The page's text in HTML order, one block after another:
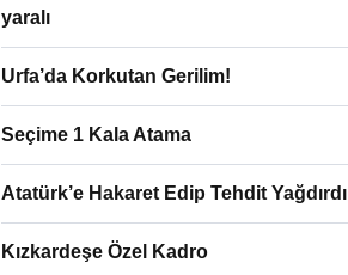
yaralı
Urfa’da Korkutan Gerilim!
Seçime 1 Kala Atama
Atatürk’e Hakaret Edip Tehdit Yağdırdı
Kızkardeşe Özel Kadro